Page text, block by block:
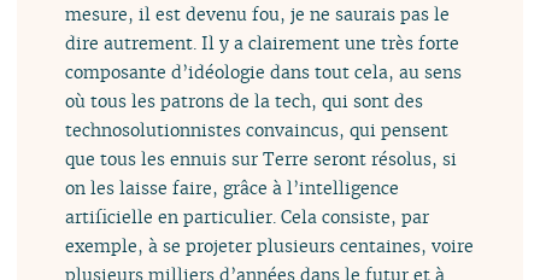
mesure, il est devenu fou, je ne saurais pas le
dire autrement. Il y a clairement une très forte
composante d’idéologie dans tout cela, au sens
où tous les patrons de la tech, qui sont des
technosolutionnistes convaincus, qui pensent
que tous les ennuis sur Terre seront résolus, si
on les laisse faire, grâce à l’intelligence
artificielle en particulier. Cela consiste, par
exemple, à se projeter plusieurs centaines, voire
plusieurs milliers d’années dans le futur et à